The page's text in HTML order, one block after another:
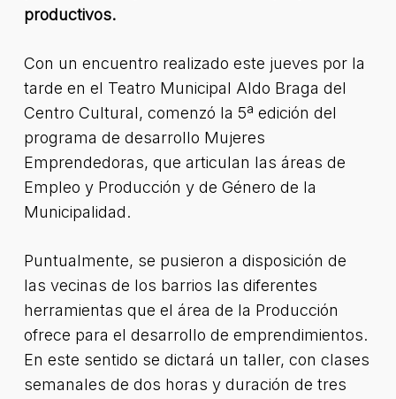
productivos.
Con un encuentro realizado este jueves por la
tarde en el Teatro Municipal Aldo Braga del
Centro Cultural, comenzó la 5ª edición del
programa de desarrollo Mujeres
Emprendedoras, que articulan las áreas de
Empleo y Producción y de Género de la
Municipalidad.
Puntualmente, se pusieron a disposición de
las vecinas de los barrios las diferentes
herramientas que el área de la Producción
ofrece para el desarrollo de emprendimientos.
En este sentido se dictará un taller, con clases
semanales de dos horas y duración de tres